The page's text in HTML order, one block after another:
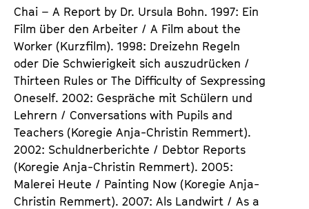
Chai – A Report by Dr. Ursula Bohn. 1997: Ein
Film über den Arbeiter / A Film about the
Worker (Kurzfilm). 1998: Dreizehn Regeln
oder Die Schwierigkeit sich auszudrücken /
Thirteen Rules or The Difficulty of Sexpressing
Oneself. 2002: Gespräche mit Schülern und
Lehrern / Conversations with Pupils and
Teachers (Koregie Anja-Christin Remmert).
2002: Schuldnerberichte / Debtor Reports
(Koregie Anja-Christin Remmert). 2005:
Malerei Heute / Painting Now (Koregie Anja-
Christin Remmert). 2007: Als Landwirt / As a